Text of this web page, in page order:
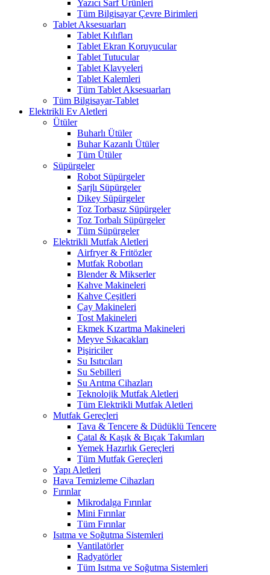
Yazıcı Sarf Ürünleri
Tüm Bilgisayar Çevre Birimleri
Tablet Aksesuarları
Tablet Kılıfları
Tablet Ekran Koruyucular
Tablet Tutucular
Tablet Klavyeleri
Tablet Kalemleri
Tüm Tablet Aksesuarları
Tüm Bilgisayar-Tablet
Elektrikli Ev Aletleri
Ütüler
Buharlı Ütüler
Buhar Kazanlı Ütüler
Tüm Ütüler
Süpürgeler
Robot Süpürgeler
Şarjlı Süpürgeler
Dikey Süpürgeler
Toz Torbasız Süpürgeler
Toz Torbalı Süpürgeler
Tüm Süpürgeler
Elektrikli Mutfak Aletleri
Airfryer & Fritözler
Mutfak Robotları
Blender & Mikserler
Kahve Makineleri
Kahve Çeşitleri
Çay Makineleri
Tost Makineleri
Ekmek Kızartma Makineleri
Meyve Sıkacakları
Pişiriciler
Su Isıtıcıları
Su Sebilleri
Su Arıtma Cihazları
Teknolojik Mutfak Aletleri
Tüm Elektrikli Mutfak Aletleri
Mutfak Gereçleri
Tava & Tencere & Düdüklü Tencere
Çatal & Kaşık & Bıçak Takımları
Yemek Hazırlık Gereçleri
Tüm Mutfak Gereçleri
Yapı Aletleri
Hava Temizleme Cihazları
Fırınlar
Mikrodalga Fırınlar
Mini Fırınlar
Tüm Fırınlar
Isıtma ve Soğutma Sistemleri
Vantilatörler
Radyatörler
Tüm Isıtma ve Soğutma Sistemleri